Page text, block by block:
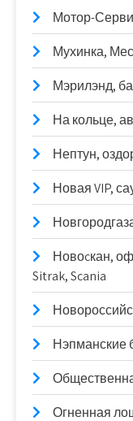
Мотор-
Мухинка,
Мэрилэнд,
На кольце,
Нептун,
Новая VIP,
Новоcкан,
Sitrak, Scania
Нэпманские
Огненная